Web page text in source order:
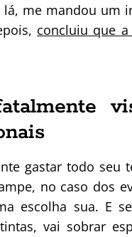
me mandou um
concluiu que
gastar todo seu
no caso dos
escolha sua. E
vai sobrar